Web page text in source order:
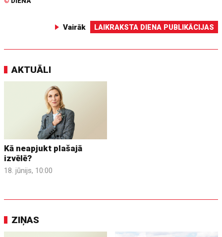
Vairāk LAIKRAKSTA DIENA PUBLIKĀCIJAS
AKTUĀLI
Kā neapjukt plašajā
izvēlē?
18. jūnijs, 10:00
ZIŅAS